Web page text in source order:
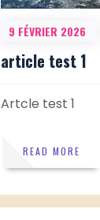
9 FÉVRIER 2026
article test 1
Artcle test 1
READ MORE